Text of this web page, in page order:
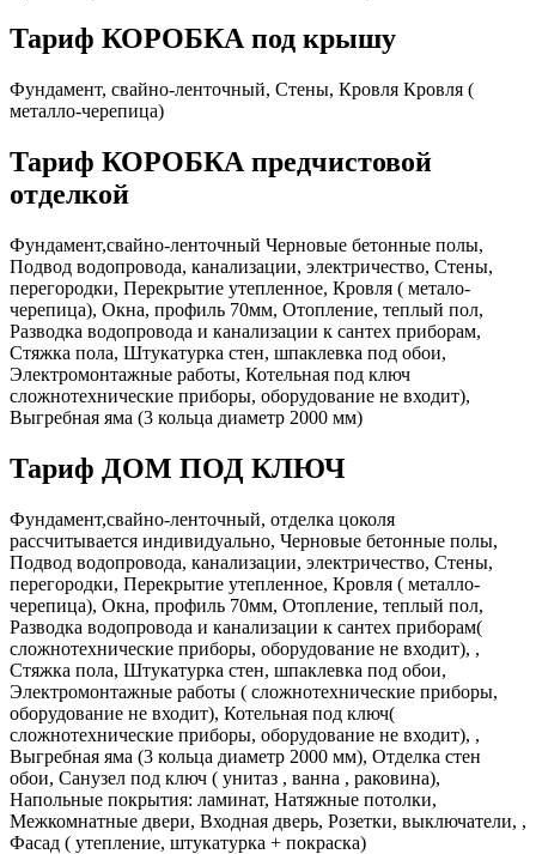
Тариф КОРОБКА под крышу
Фундамент, свайно-ленточный, Стены, Кровля Кровля (
металло-черепица)
Тариф КОРОБКА предчистовой
отделкой
Фундамент,свайно-ленточный Черновые бетонные полы,
Подвод водопровода, канализации, электричество, Стены,
перегородки, Перекрытие утепленное, Кровля ( метало-
черепица), Окна, профиль 70мм, Отопление, теплый пол,
Разводка водопровода и канализации к сантех приборам,
Стяжка пола, Штукатурка стен, шпаклевка под обои,
Электромонтажные работы, Котельная под ключ
сложнотехнические приборы, оборудование не входит),
Выгребная яма (3 кольца диаметр 2000 мм)
Тариф ДОМ ПОД КЛЮЧ
Фундамент,свайно-ленточный, отделка цоколя
рассчитывается индивидуально, Черновые бетонные полы,
Подвод водопровода, канализации, электричество, Стены,
перегородки, Перекрытие утепленное, Кровля ( металло-
черепица), Окна, профиль 70мм, Отопление, теплый пол,
Разводка водопровода и канализации к сантех приборам(
сложнотехнические приборы, оборудование не входит), ,
Стяжка пола, Штукатурка стен, шпаклевка под обои,
Электромонтажные работы ( сложнотехнические приборы,
оборудование не входит), Котельная под ключ(
сложнотехнические приборы, оборудование не входит), ,
Выгребная яма (3 кольца диаметр 2000 мм), Отделка стен
обои, Санузел под ключ ( унитаз , ванна , раковина),
Напольные покрытия: ламинат, Натяжные потолки,
Межкомнатные двери, Входная дверь, Розетки, выключатели, ,
Фасад ( утепление, штукатурка + покраска)